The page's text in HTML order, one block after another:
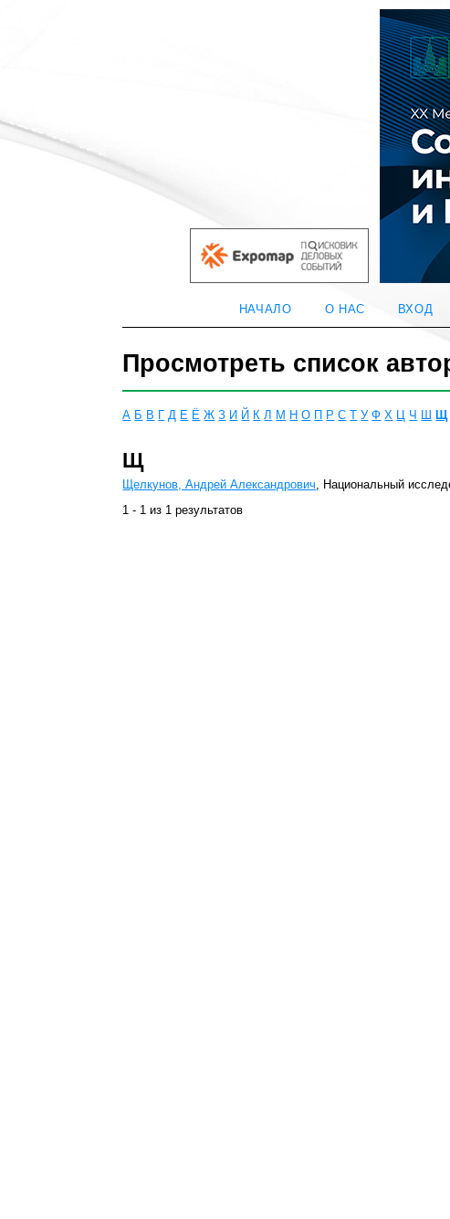
НАЧАЛО О НАС ВХОД
Просмотреть список
А Б В Г Д Е Ё Ж З И Й К Л М Н О П Р С Т У Ф Х Ц Ч Ш Щ
Щ
Щелкунов, Андрей Александрович, Национальный
1 - 1 из 1 результатов